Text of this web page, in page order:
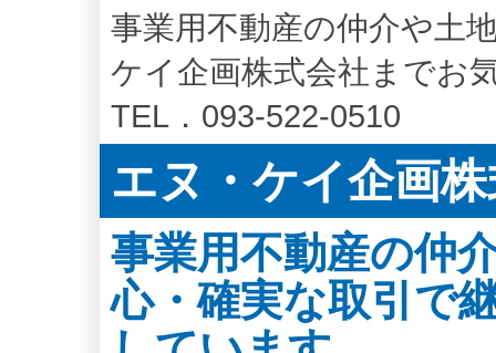
事業用不動産の仲介や土
ケイ企画株式会社までお
TEL．093-522-0510
エヌ・ケイ企画
事業用不動産の仲
心・確実な取引で